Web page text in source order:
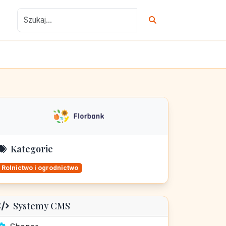
Kategorie
Rolnictwo i ogrodnictwo
Systemy CMS